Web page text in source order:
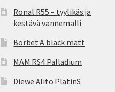
Ronal R55 – tyylikäs ja
kestävä vannemalli
Borbet A black matt
MAM RS4 Palladium
Diewe Alito PlatinS